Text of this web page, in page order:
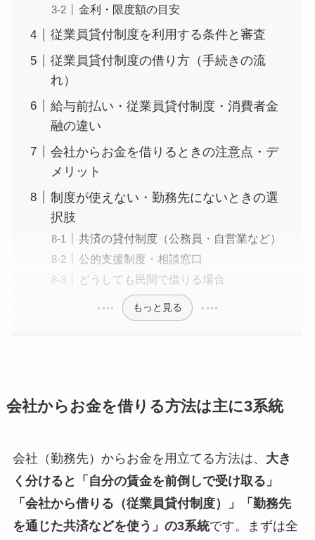
金利・限度額の目安
従業員貸付制度を利用する条件と審査
従業員貸付制度の借り方（手続きの流
れ）
給与前払い・従業員貸付制度・消費者金
融の違い
会社からお金を借りるときの注意点・デ
メリット
制度が使えない・勤務先にないときの選
択肢
共済の貸付制度（公務員・自営業など）
公的支援制度・相談窓口
どうしても民間で借りる場合
もっと見る
会社からお金を借りる方法は主に3系統
会社（勤務先）からお金を用立てる方法は、 大き
く分けると「自分の賃金を前倒しで受け取る」
「会社から借りる（従業員貸付制度）」「勤務先
を通じた共済などを使う」の3系統です。まずは全